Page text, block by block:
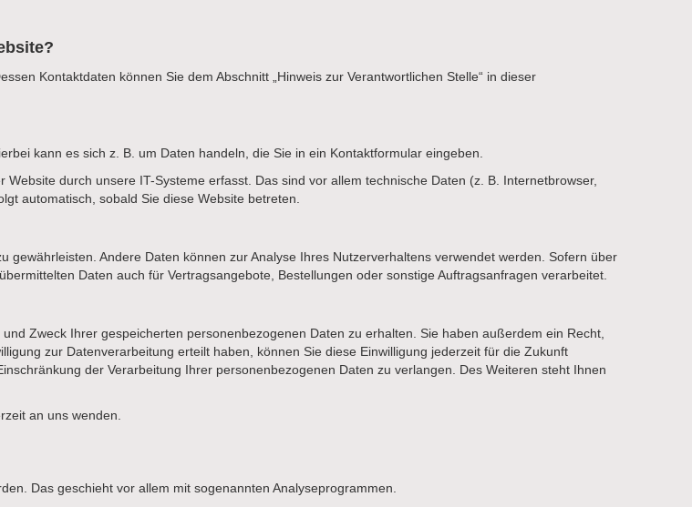
Kontaktdaten können Sie dem Abschnitt „Hinweis zur Verantwortlichen Stelle“ in dieser
kann es sich z. B. um Daten handeln, die Sie in ein Kontaktformular eingeben.
durch unsere IT-Systeme erfasst. Das sind vor allem technische Daten (z. B. Internetbrowser,
automatisch, sobald Sie diese Website betreten.
Andere Daten können zur Analyse Ihres Nutzerverhaltens verwendet werden. Sofern über
Daten auch für Vertragsangebote, Bestellungen oder sonstige Auftragsanfragen verarbeitet.
Zweck Ihrer gespeicherten personenbezogenen Daten zu erhalten. Sie haben außerdem ein Recht,
zur Datenverarbeitung erteilt haben, können Sie diese Einwilligung jederzeit für die Zukunft
der Verarbeitung Ihrer personenbezogenen Daten zu verlangen. Des Weiteren steht Ihnen
an uns wenden.
Das geschieht vor allem mit sogenannten Analyseprogrammen.